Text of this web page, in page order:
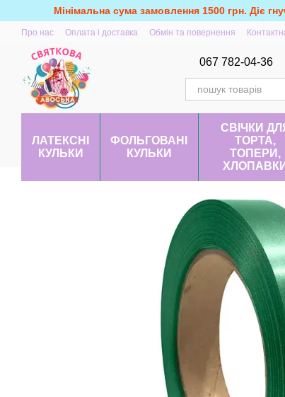
Перейти до основного контенту
Мінімальна сума замовлення 1500 грн. Діє
Про нас Оплата і доставка Обмін та повернення
067 782-04-36
ЛАТЕКСНІ
КУЛЬКИ
ФОЛЬГОВАНІ
КУЛЬКИ
СВІЧКИ
ТОРТА,
ТОПЕРИ,
ХЛОПАВКИ